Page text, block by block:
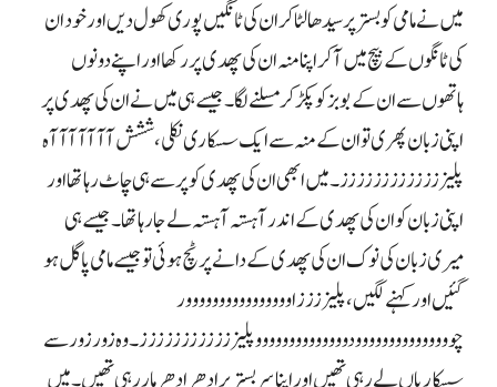
میں نے مامی کو بستر پر سیدھا لٹا کر ان کی ٹانگیں پوری کھول دیں اور خود ان
کی ٹانگوں کے بیچ میں آ کر اپنا منہ ان کی پھدی پر رکھا اور اپنے دونوں
ہاتھوں سے ان کے بوبز کو پکڑ کر مسلنے لگا۔ جیسے ہی میں نے ان کی پھدی پر
اپنی زبان پھری تو ان کے منہ سے ایک سسکاری نکلی، ششش آآآآآآآہ
پلیززززززززززززز۔ میں ابھی ان کی پھدی کو پر سے ہی چاٹ رہا تھا اور
اپنی زبان کو ان کی پھدی کے اندر آہستہ آہستہ لے جا رہا تھا۔ جیسے ہی
میری زبان کی نوک ان کی پھدی کے دانے پر ٹچ ہوئی تو جیسے مامی پاگل ہو
گئیں اور کہنے لگیں، پلیزززز اوووووووووووووووور
چووووووووووووووودوووووووووووووو پلیزززززززززززز۔ وہ زور زور سے